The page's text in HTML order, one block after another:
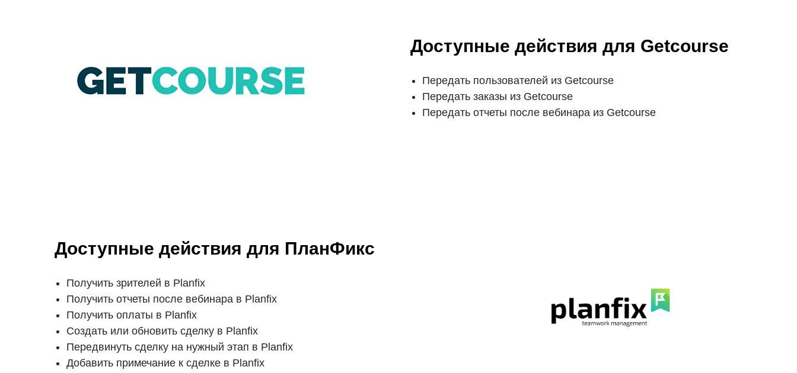
Доступные действия для Getcourse
Передать пользователей из Getcourse
Передать заказы из Getcourse
Передать отчеты после вебинара из Getcourse
Доступные действия для ПланФикс
Получить зрителей в Planfix
Получить отчеты после вебинара в Planfix
Получить оплаты в Planfix
Создать или обновить сделку в Planfix
Передвинуть сделку на нужный этап в Planfix
Добавить примечание к сделке в Planfix